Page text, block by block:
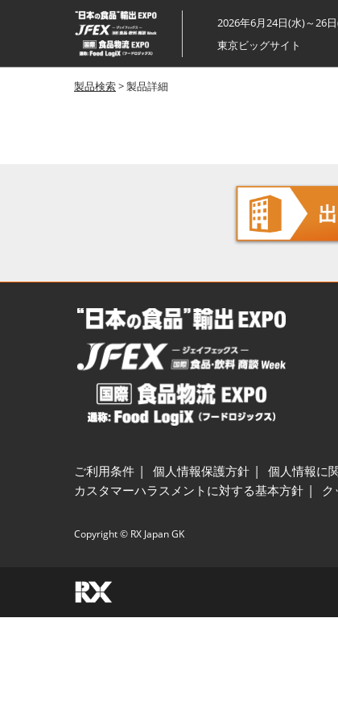
ス
キ
ッ
プ
し
2026年6月24日(水)～26
東京ビッグサイト
製品検索> 製品詳細
ご利用条件 個人情報保護方針 個人情報に
カスタマーハラスメントに対する基本方針
ク
Copyright © RX Japan GK